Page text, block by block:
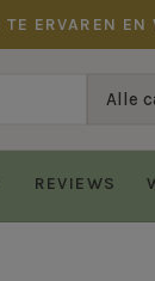
ERVAREN
Alle
REVIEWS